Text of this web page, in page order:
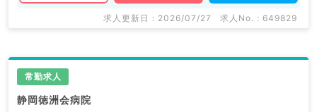
求人更新日 : 2026/07/27 求人No. : 649829
常勤求人
静岡徳洲会病院